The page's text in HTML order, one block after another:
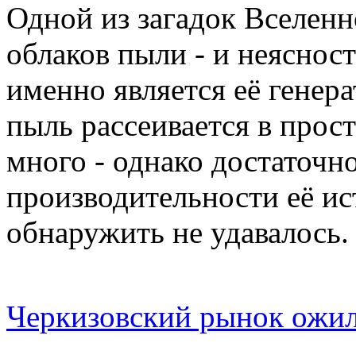
Одной из загадок
облаков пыли - и
именно является её
пыль рассеивается в
много - однако
производительности её
обнаружить не удавалось.
Черкизовский рынок